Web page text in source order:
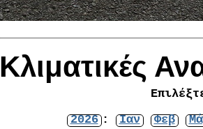
Κλιματικές
2026 : Ιαν Φεβ